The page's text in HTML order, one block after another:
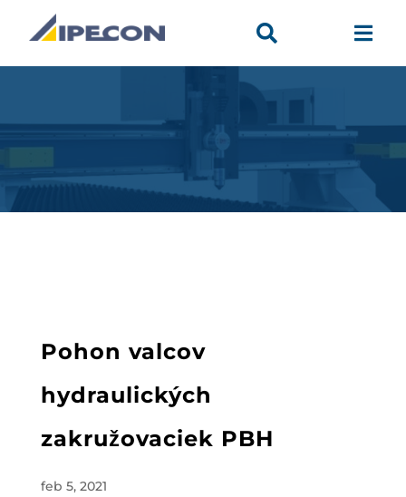
 
Pohon valcov
hydraulických
zakružovaciek PBH
feb 5, 2021